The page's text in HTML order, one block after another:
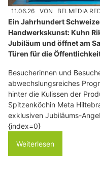
11.06.26 VON BELMEDIA
Ein Jahrhundert
Handwerkskunst: Kuhn
Jubiläum und öffnet am
Türen für die
Besucherinnen und
abwechslungsreiches
hinter die Kulissen der
Spitzenköchin Meta
exklusiven Jubiläums-
{index=0}
Weiterlesen